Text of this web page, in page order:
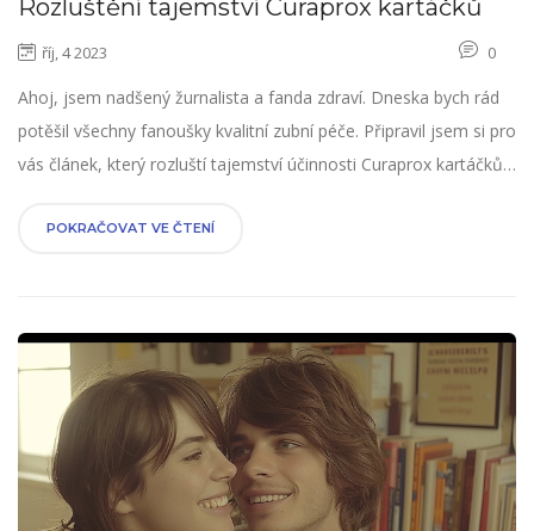
Rozluštění tajemství Curaprox kartáčků
říj, 4 2023 0
Ahoj, jsem nadšený žurnalista a fanda zdraví. Dneska bych rád
potěšil všechny fanoušky kvalitní zubní péče. Připravil jsem si pro
vás článek, který rozluští tajemství účinnosti Curaprox kartáčků.
technologii za Curaprox a proč jsou tyto kartáčky tak oblíbené.
POKRAČOVAT VE ČTENÍ